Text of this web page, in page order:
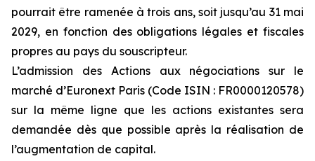
pourrait être ramenée à trois ans, soit jusqu’au 31 mai
2029, en fonction des obligations légales et fiscales
propres au pays du souscripteur.
L’admission des Actions aux négociations sur le
marché d’Euronext Paris (Code ISIN : FR0000120578)
sur la même ligne que les actions existantes sera
demandée dès que possible après la réalisation de
l’augmentation de capital.